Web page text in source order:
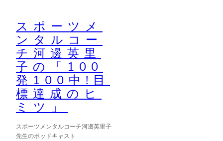
スポーツメ
ンタルコー
チ河邊英里
子の「100
発100中!目
標達成のヒ
ミツ」
スポーツメンタルコーチ河邊英里子
先生のポッドキャスト